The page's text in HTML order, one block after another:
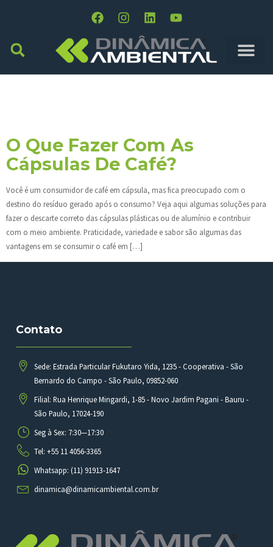
O Que Fazer Com As
Cápsulas De Café?
Você é um consumidor de café em cápsula, mas fica preocupado com o
destino do resíduo gerado após o consumo? Veja aqui algumas soluções para
fazer o descarte correto das cápsulas plásticas ou de alumínio e contribuir
com o meio ambiente. Praticidade, variedade e sabor são algumas das
vantagens em se consumir o café em […]
Contato
Sede: Estrada Particular Fukutaro Yida, 1235 - Cooperativa - São
Bernardo do Campo - São Paulo, 09852-060
Filial: Rua Henrique Mingardi, 1-85 - Novo Jardim Pagani - Bauru -
São Paulo, 17024-190
Seg à Sex: 7:30—17:30
Tel: +55 11 4056-3365
Whatsapp: (11) 91913-1647
dinamica@dinamicambiental.com.br